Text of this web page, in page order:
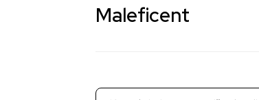
Maleficent